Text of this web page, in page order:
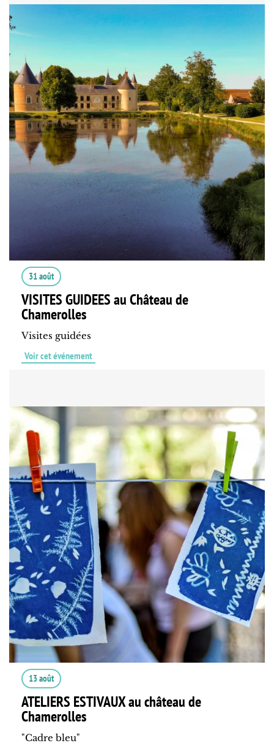
31 août
VISITES GUIDEES au Château de
Chamerolles
Visites guidées
Voir cet événement
13 août
ATELIERS ESTIVAUX au château de
Chamerolles
"Cadre bleu"